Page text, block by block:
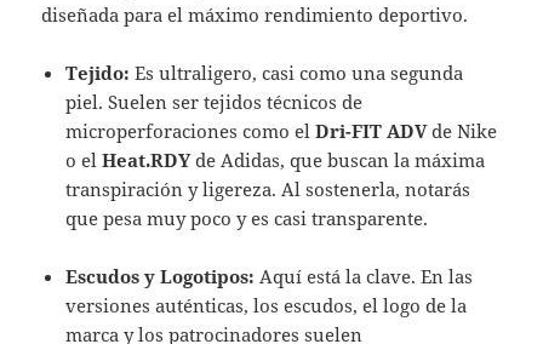
diseñada para el máximo rendimiento deportivo.
Tejido: Es ultraligero, casi como una segunda
piel. Suelen ser tejidos técnicos de
microperforaciones como elDri-FIT ADVde Nike
o elHeat.RDYde Adidas, que buscan la máxima
transpiración y ligereza. Al sostenerla, notarás
que pesa muy poco y es casi transparente.
Escudos y Logotipos: Aquí está la clave. En las
versiones auténticas, los escudos, el logo de la
marca y los patrocinadores suelen